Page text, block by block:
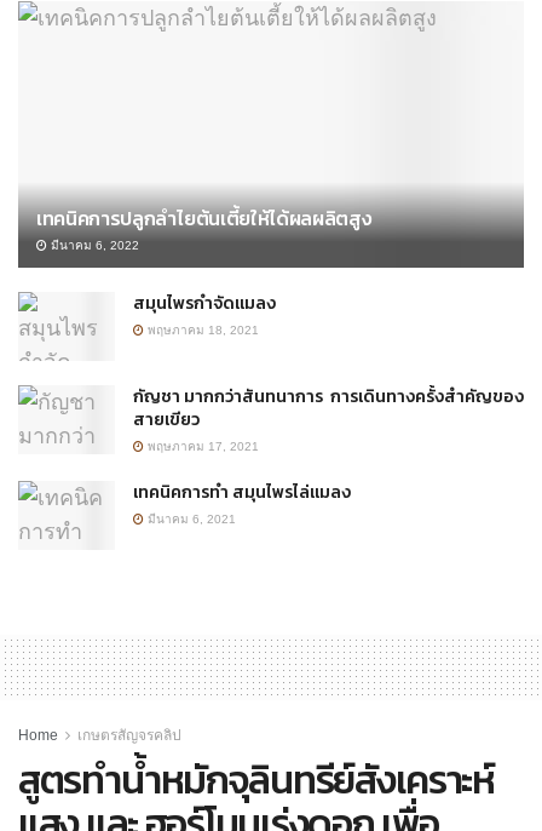
เทคนิคการปลูกลำไยต้นเตี้ยให้ได้ผลผลิตสูง
มีนาคม 6, 2022
สมุนไพรกำจัดแมลง
พฤษภาคม 18, 2021
กัญชา มากกว่าสันทนาการ การเดินทางครั้งสำคัญของ
สายเขียว
พฤษภาคม 17, 2021
เทคนิคการทำ สมุนไพรไล่แมลง
มีนาคม 6, 2021
Home เกษตรสัญจรคลิป
สูตรทำน้ำหมักจุลินทรีย์สังเคราะห์